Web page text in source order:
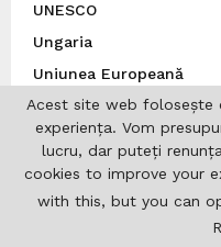
UNESCO
Ungaria
Uniunea Europeană
Uniunea Ziariștilor
Acest site web folosește
experiența. Vom
lucru, dar puteți
cookies to improve your
with this, but you can